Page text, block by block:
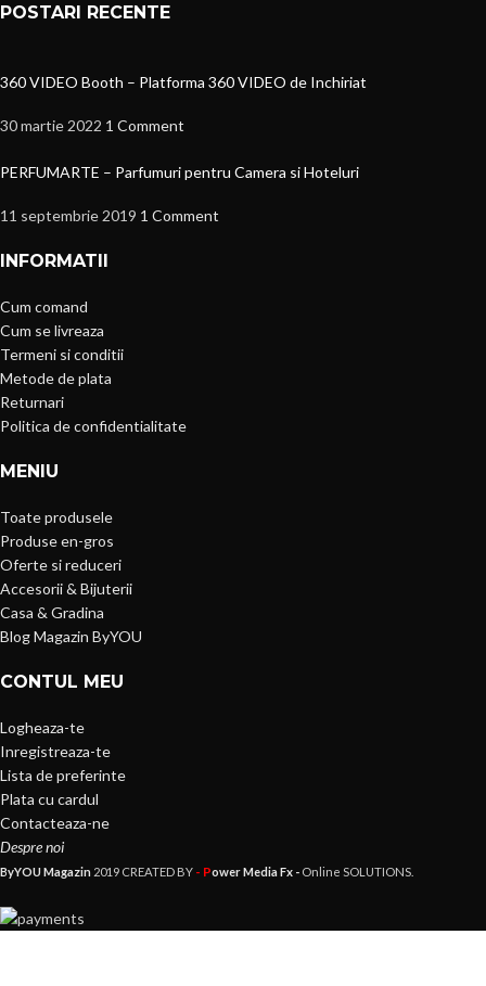
POSTARI RECENTE
360 VIDEO Booth – Platforma 360 VIDEO de Inchiriat
30 martie 2022 1 Comment
PERFUMARTE – Parfumuri pentru Camera si Hoteluri
11 septembrie 2019 1 Comment
INFORMATII
Cum comand
Cum se livreaza
Termeni si conditii
Metode de plata
Returnari
Politica de confidentialitate
MENIU
Toate produsele
Produse en-gros
Oferte si reduceri
Accesorii & Bijuterii
Casa & Gradina
Blog Magazin ByYOU
CONTUL MEU
Logheaza-te
Inregistreaza-te
Lista de preferinte
Plata cu cardul
Contacteaza-ne
Despre noi
ByYOU Magazin 2019 CREATED BY - Power Media Fx - Online SOLUTIONS.